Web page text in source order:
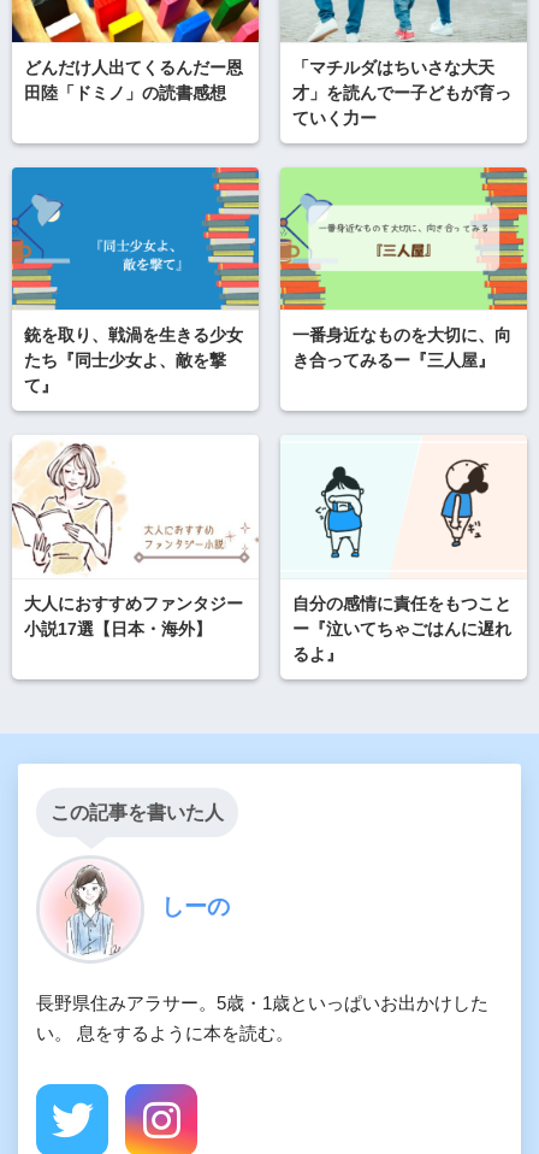
どんだけ人出てくるんだー恩
田陸「ドミノ」の読書感想
「マチルダはちいさな大天
才」を読んでー子どもが育っ
ていく力ー
銃を取り、戦渦を生きる少女
たち『同士少女よ、敵を撃
て』
一番身近なものを大切に、向
き合ってみるー『三人屋』
大人におすすめファンタジー
小説17選【日本・海外】
自分の感情に責任をもつこと
ー『泣いてちゃごはんに遅れ
るよ』
この記事を書いた人
しーの
長野県住みアラサー。5歳・1歳といっぱいお出かけした
い。 息をするように本を読む。